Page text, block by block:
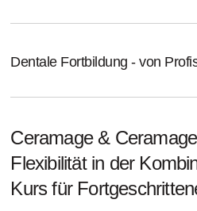
Dentale Fortbildung - von
Ceramage &
Flexibilität in der
Kurs für